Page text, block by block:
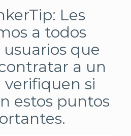
Les
a todos
que
a un
verifiquen si
estos puntos